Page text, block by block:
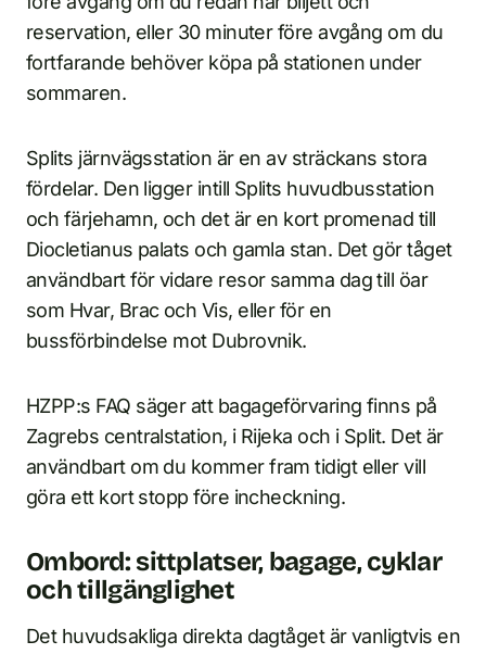
reservation, eller 30 minuter före avgång om du
fortfarande behöver köpa på stationen under
sommaren.
Splits järnvägsstation är en av sträckans stora
fördelar. Den ligger intill Splits huvudbusstation
och färjehamn, och det är en kort promenad till
Diocletianus palats och gamla stan. Det gör tåget
användbart för vidare resor samma dag till öar
som Hvar, Brac och Vis, eller för en
bussförbindelse mot Dubrovnik.
HZPP:s FAQ säger att bagageförvaring finns på
Zagrebs centralstation, i Rijeka och i Split. Det är
användbart om du kommer fram tidigt eller vill
göra ett kort stopp före incheckning.
Ombord: sittplatser, bagage, cyklar
och tillgänglighet
Det huvudsakliga direkta dagtåget är vanligtvis en